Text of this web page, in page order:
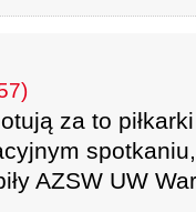
za to
AZSW UW